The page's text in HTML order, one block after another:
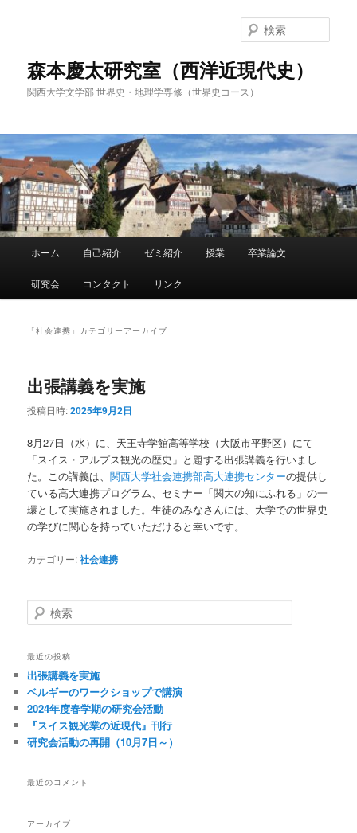
移
動
動
森本慶太研究室（西洋近現代史）
関西大学文学部 世界史・地理学専修（世界史コース）
索
メ
ホーム 自己紹介 ゼミ紹介 授業 卒業論文
研究会 コンタクト リンク
「社会連携 」カテゴリーアーカイブ
出張講義を実施
投稿日時:2025年9月2日
8月27日（水）に、天王寺学館高等学校（大阪市平野区）にて
「スイス・アルプス観光の歴史」と題する出張講義を行いまし
た。この講義は、関西大学社会連携部高大連携センターの提供し
ている高大連携プログラム、セミナー「関大の知にふれる」の一
環として実施されました。生徒のみなさんには、大学での世界史
の学びに関心を持っていただけると幸いです。
カテゴリー:社会連携
検
索
最近の投稿
出張講義を実施
ベルギーのワークショップで講演
2024年度春学期の研究会活動
『スイス観光業の近現代』刊行
研究会活動の再開（10月7日～）
最近のコメント
アーカイブ